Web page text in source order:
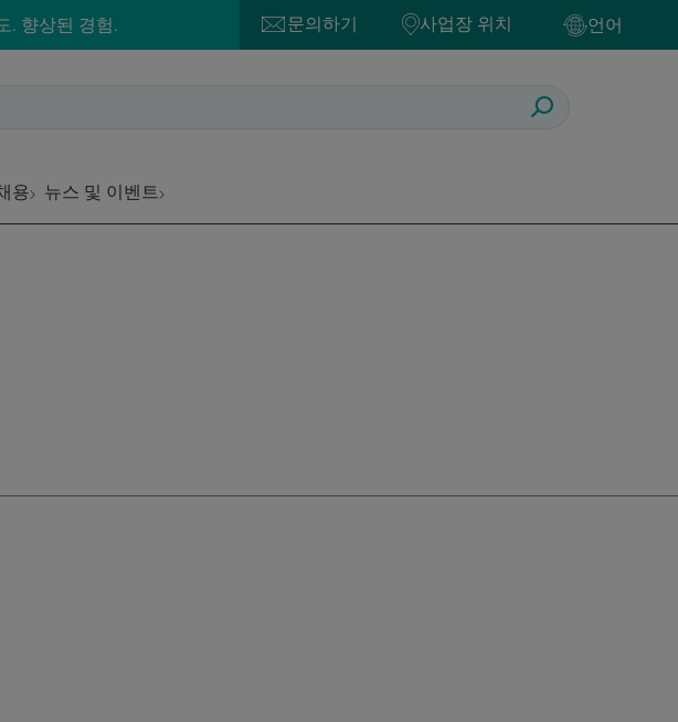
. 향상된 경험. 문의하기 사업장 위치 언어
용 뉴스 및 이벤트